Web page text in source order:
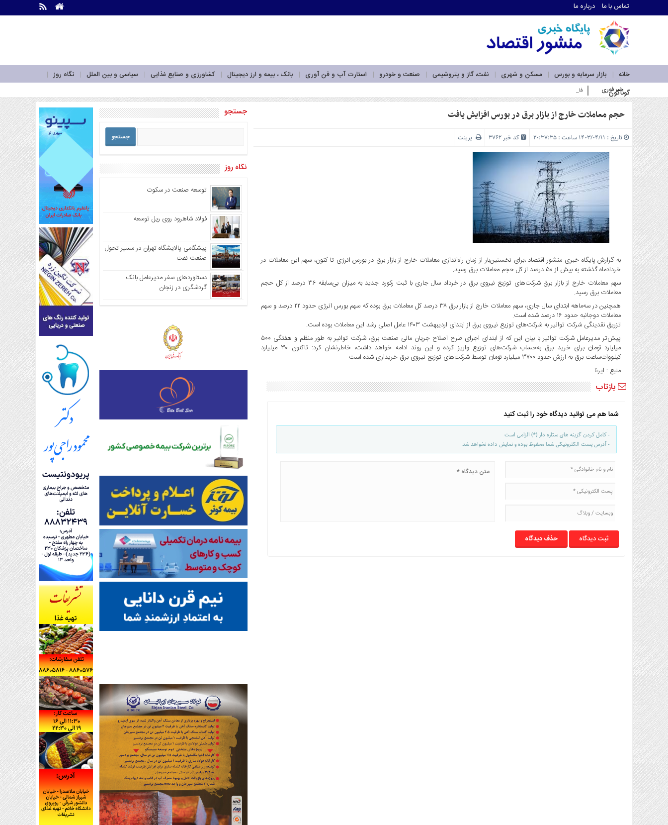
تماس با ما درباره ما
خانه بازار سرمایه و بورس مسکن و شهری نفت، گاز و پتروشیمی صنعت و خودرو استارت آپ و فن آوری بانک ، بیمه و ارز دیجیتال کشاورزی و صنایع غذایی سیاسی و بین الملل
نگاه روز
گوناگون
ما
درباره
سرویس
ها
خانه
بازار
سرمایه
و
بورس
مسکن
و
شهری
نفت،
گاز
و
پتروشیمی
صنعت
و
خودرو
استارت
آپ
و
فن
آوری
بانک
،
بیمه
و
ارز
دیجیتال
کشاورزی
و
صنایع
غذایی
سیاسی
و
بین
الملل
نگاه
روز
گوناگون
خبر فوری فاز اول نیروگاه خورشیدی بهبهان فولاد خوزستان در آستانه بهره_
حجم معاملات خارج از بازار برق در بورس افزایش یافت
تاریخ : ۱۴۰۳/۰۴/۱۱ ساعت : ۲۰:۳۷:۳۵ کد خبر 3762 پرینت
به گزارش پایگاه خبری منشور اقتصاد ،برای نخستین‌بار از زمان راه‌اندازی معاملات خارج از بازار برق در بورس انرژی تا کنون، سهم این معاملات در
خردادماه گذشته به بیش از ۵۰ درصد از کل حجم معاملات برق رسید.
سهم معاملات خارج از بازار برق شرکت‌های توزیع نیروی برق در خرداد سال جاری با ثبت رکورد جدید به میزان بی‌سابقه ۳۶ درصد از کل حجم
معاملات برق رسید.
همچنین در سه‌ماهه ابتدای سال جاری، سهم معاملات خارج از بازار برق ۳۸ درصد کل معاملات برق بوده که سهم بورس انرژی حدود ۲۲ درصد و سهم
معاملات دوجانبه حدود ۱۶ درصد شده است.
تزریق نقدینگی شرکت توانیر به شرکت‌های توزیع نیروی برق از ابتدای اردیبهشت ۱۴۰۳ عامل اصلی رشد این معاملات بوده است.
پیش‌تر مدیرعامل شرکت توانیر با بیان این که از ابتدای اجرای طرح اصلاح جریان مالی صنعت برق، شرکت توانیر به طور منظم و هفتگی ۵۰۰
میلیارد تومان برای خرید برق به‌حساب شرکت‌های توزیع واریز کرده و این روند ادامه خواهد داشت، خاطرنشان کرد: تاکنون ۳۰ میلیارد
کیلووات‌ساعت برق به ارزش حدود ۳۷۰۰ میلیارد تومان توسط شرکت‌های توزیع نیروی برق خریداری شده است.
منبع : ایرنا
بازتاب
شما هم می توانید دیدگاه خود را ثبت کنید
- کامل کردن گزینه های ستاره دار (*) الزامی است
- آدرس پست الکترونیکی شما محفوظ بوده و نمایش داده نخواهد شد
حذف دیدگاه
جستجو
نگاه روز
توسعه صنعت در سکوت
فولاد شاهرود روی ریل توسعه
پیشگامی پالایشگاه تهران در مسیر تحول
صنعت نفت
دستاوردهای سفر مدیرعامل بانک
گردشگری در زنجان